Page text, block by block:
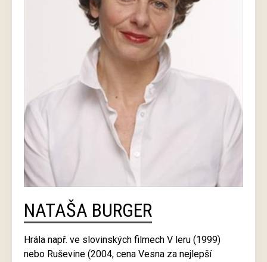
NATAŠA BURGER
Hrála např. ve slovinských filmech V leru (1999)
nebo Ruševine (2004, cena Vesna za nejlepší